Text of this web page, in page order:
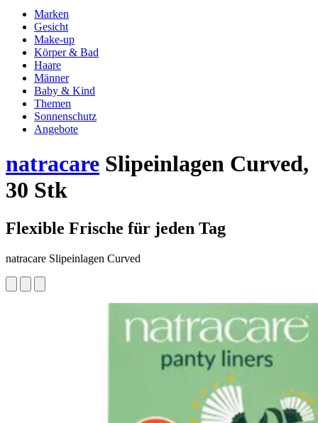
Marken
Gesicht
Make-up
Körper & Bad
Haare
Männer
Baby & Kind
Themen
Sonnenschutz
Angebote
natracare Slipeinlagen Curved,
30 Stk
Flexible Frische für jeden Tag
natracare Slipeinlagen Curved